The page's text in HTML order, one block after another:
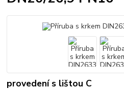
provedení s lištou C